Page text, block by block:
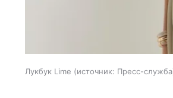
Лукбук Lime источник: Пресс-служба